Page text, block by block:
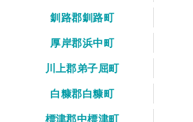
釧路郡釧路町
厚岸郡浜中町
川上郡弟子屈町
白糠郡白糠町
標津郡中標津町